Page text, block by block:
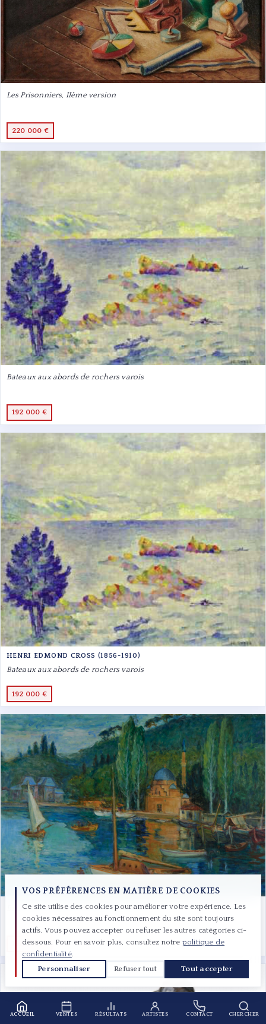
ACCUEIL VENTES RÉSULTATS ARTISTES CONTACT CHERCHER
Les Prisonniers, IIème version
220 000 €
Bateaux aux abords de rochers varois
192 000 €
HENRI EDMOND CROSS (1856-1910)
Bateaux aux abords de rochers varois
192 000 €
Bateaux de plaisance à Bebek Istanbul
192 000 €
VOS PRÉFÉRENCES EN MATIÈRE DE COOKIES
Ce site utilise des cookies pour améliorer votre expérience. Les
cookies nécessaires au fonctionnement du site sont toujours
actifs. Vous pouvez accepter ou refuser les autres catégories ci-
dessous. Pour en savoir plus, consultez notre politique de
confidentialité.
Personnaliser
Refuser tout Tout accepter